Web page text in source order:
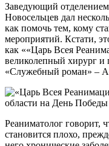
Заведующий
Новосельцев дал
как помочь тем, кому
мероприятий. Кстати,
как ««Царь Всея
великолепный хирург и
«Служебный роман» –
Реаниматолог говорит,
становится плохо,